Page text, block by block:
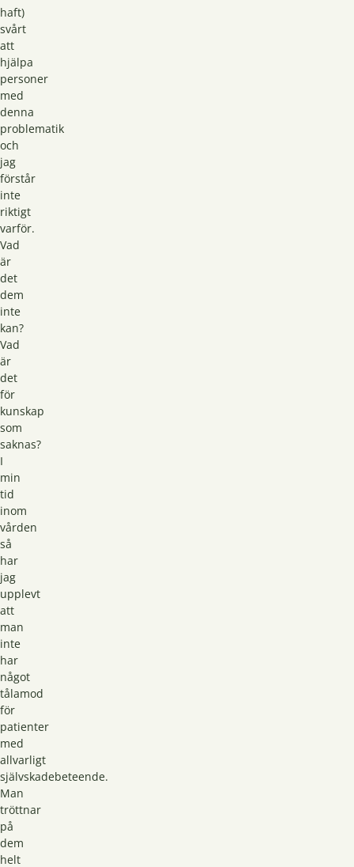
haft)
svårt
att
hjälpa
personer
med
denna
problematik
och
jag
förstår
inte
riktigt
varför.
Vad
är
det
dem
inte
kan?
Vad
är
det
för
kunskap
som
saknas?
I
min
tid
inom
vården
så
har
jag
upplevt
att
man
inte
har
något
tålamod
för
patienter
med
allvarligt
självskadebeteende.
Man
tröttnar
på
dem
helt